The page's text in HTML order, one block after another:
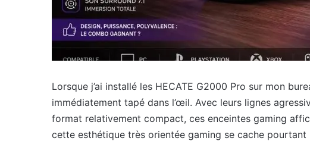
Lorsque j’ai installé les HECATE G2000 Pro sur mon
immédiatement tapé dans l’œil. Avec leurs lignes
format relativement compact, ces enceintes gaming
cette esthétique très orientée gaming se cache